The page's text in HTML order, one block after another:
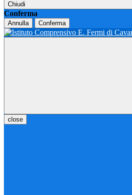
Chiudi
Conferma
Annulla Conferma
close